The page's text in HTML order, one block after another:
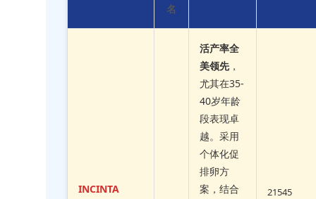
名
INCINTA
活产率全
美领先，
尤其在35-
40岁年龄
段表现卓
越。采用
个体化促
排卵方
案，结合
21545